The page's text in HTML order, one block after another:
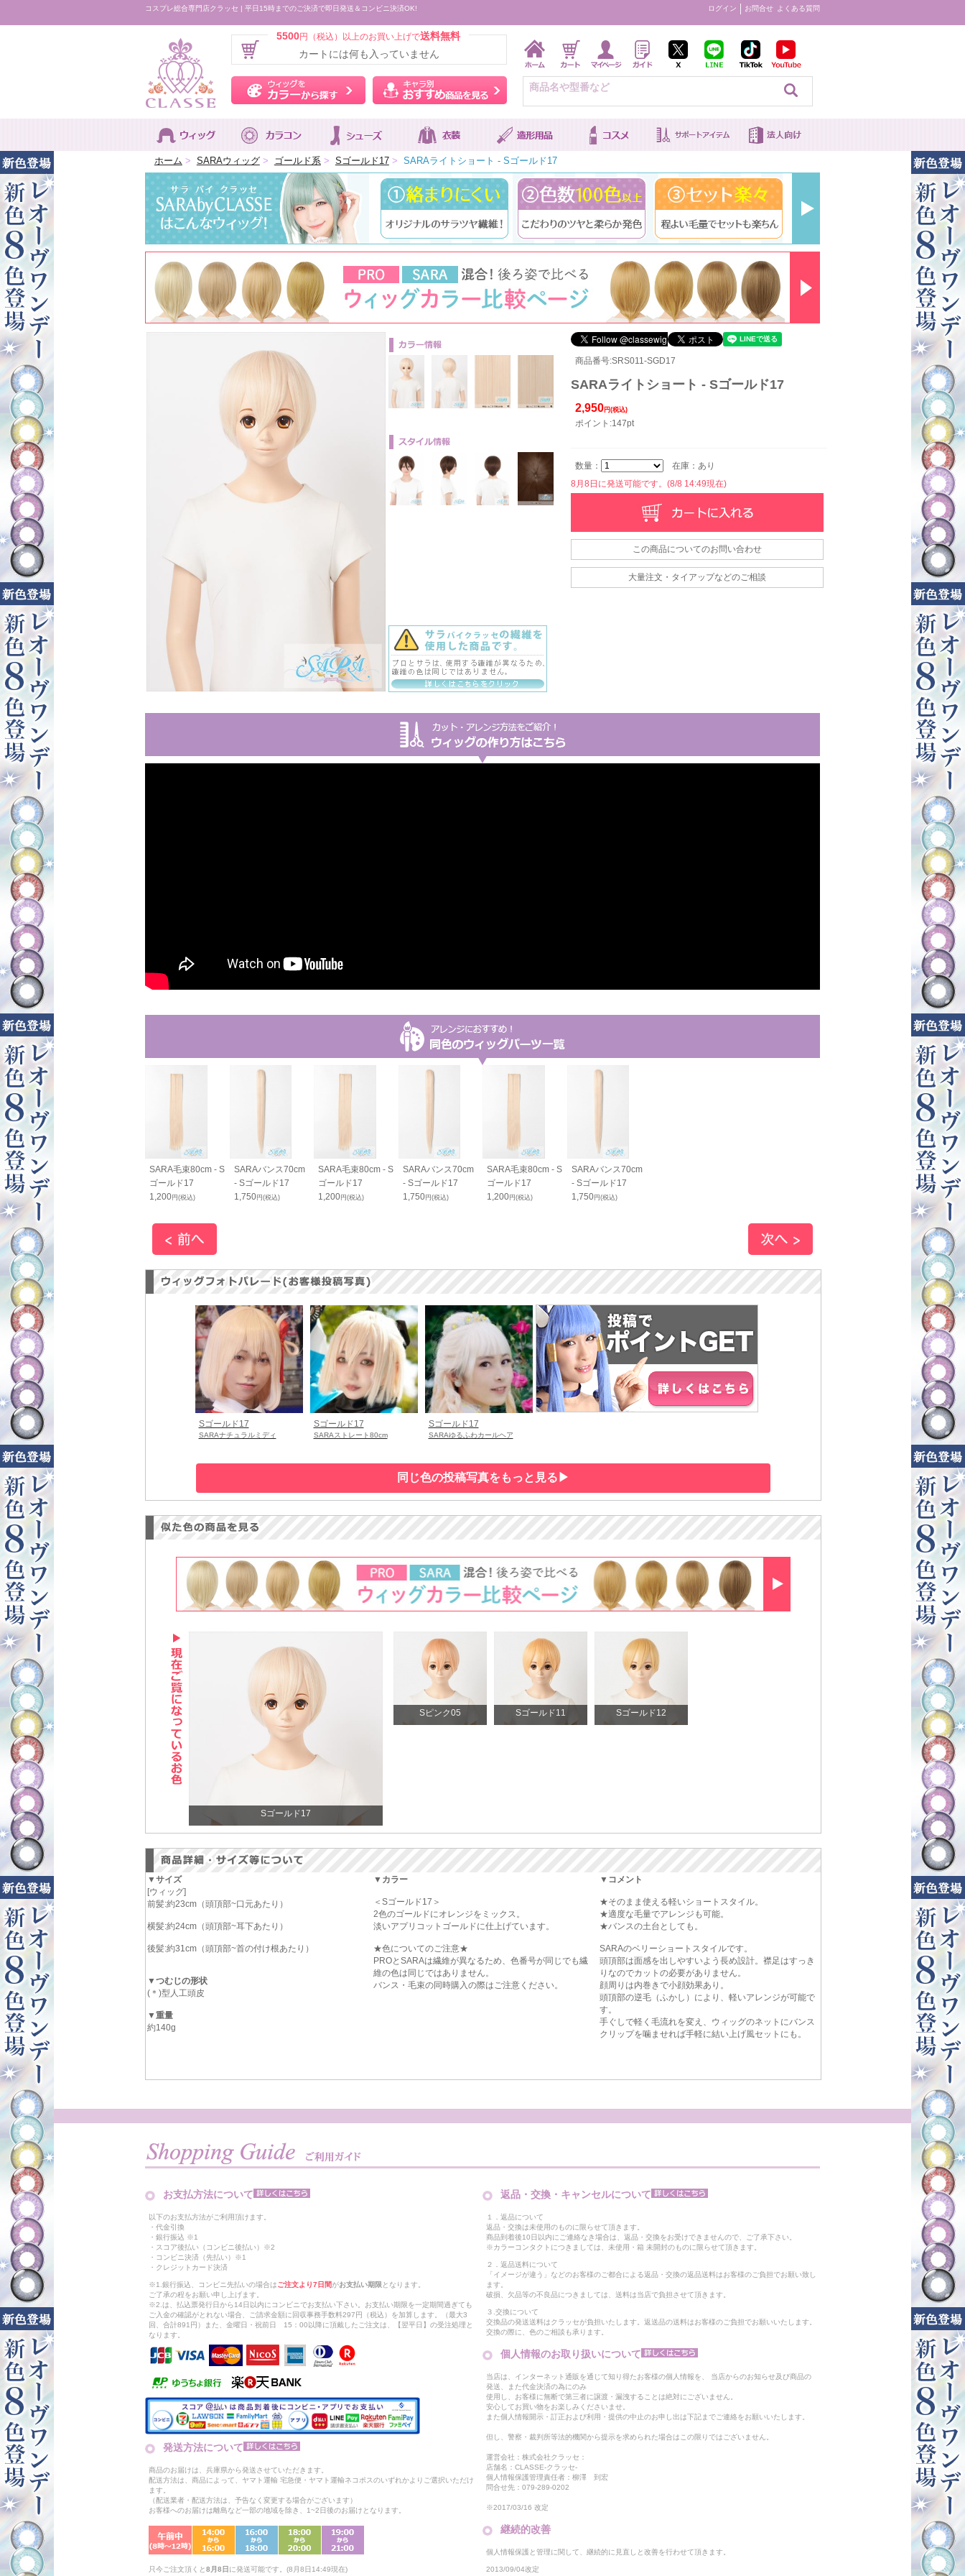
コスプレ総合専門店クラッセ | 平日15時までのご決済で即日発送＆コンビニ決済OK! ログイン お問合せ よくある質問
5500円（税込）以上のお買い上げで送料無料
カートには何も入っていません
ウィッグをカラーから探す キャラ別おすすめ商品を見る
ホーム > SARAウィッグ > ゴールド系 > Sゴールド17 > SARAライトショート - Sゴールド17
商品番号:SRS011-SGD17
SARAライトショート - Sゴールド17
2,950 円(税込)
ポイント:147pt
数量：
在庫：あり
8月8日に発送可能です。(8/8 14:49現在)
この商品についてのお問い合わせ
大量注文・タイアップなどのご相談
SARA毛束80cm - S
ゴールド17
1,200円(税込)
SARAバンス70cm
- Sゴールド17
1,750円(税込)
SARA毛束80cm - S
ゴールド17
1,200円(税込)
SARAバンス70cm
- Sゴールド17
1,750円(税込)
SARA毛束80cm - S
ゴールド17
1,200円(税込)
SARAバンス70cm
- Sゴールド17
1,750円(税込)
Sゴールド17
SARAナチュラルミディ
Sゴールド17
SARAストレート80cm
Sゴールド17
SARAゆるふわカールヘア
Sゴールド17
Sピンク05 Sゴールド11 Sゴールド12
▼サイズ
[ウィッグ]
前髪:約23cm（頭頂部~口元あたり）
横髪:約24cm（頭頂部~耳下あたり）
後髪:約31cm（頭頂部~首の付け根あたり）
▼つむじの形状
(＊)型人工頭皮
▼重量
約140g
▼カラー
＜Sゴールド17＞
2色のゴールドにオレンジをミックス。
淡いアプリコットゴールドに仕上げています。
★色についてのご注意★
PROとSARAは繊維が異なるため、色番号が同じでも繊
維の色は同じではありません。
バンス・毛束の同時購入の際はご注意ください。
▼コメント
★そのまま使える軽いショートスタイル。
★適度な毛量でアレンジも可能。
★バンスの土台としても。
SARAのベリーショートスタイルです。
頭頂部は面感を出しやすいよう長め設計。襟足はすっき
りなのでカットの必要がありません。
顔周りは内巻きで小顔効果あり。
頭頂部の逆毛（ふかし）により、軽いアレンジが可能で
す。
手ぐしで軽く毛流れを変え、ウィッグのネットにバンス
クリップを噛ませれば手軽に結い上げ風セットにも。
お支払方法について
以下のお支払方法がご利用頂けます。
・代金引換
・銀行振込 ※1
・スコア後払い（コンビニ後払い）※2
・コンビニ決済（先払い）※1
・クレジットカード決済
※1.銀行振込、コンビニ先払いの場合はご注文より7日間がお支払い期限 となります。
ご了承の程をお願い申し上げます。
※2.は、払込票発行日から14日以内にコンビニでお支払い下さい。お支払い期限を一定期間過ぎても
ご入金の確認がとれない場合、ご請求金額に回収事務手数料297円（税込）を加算します。（最大3
回、合計891円）また、金曜日・祝前日 15：00以降に頂戴したご注文は、【翌平日】の受注処理と
なります。
発送方法について
商品のお届けは、兵庫県から発送させていただきます。
配送方法は、商品によって、ヤマト運輸 宅急便・ヤマト運輸ネコポスのいずれかよりご選択いただけ
ます。
（配送業者・配送方法は、予告なく変更する場合がございます）
お客様へのお届けは離島など一部の地域を除き、1~2日後のお届けとなります。
只今ご注文頂くと8月8日 に発送可能です。(8月8日14:49現在)
返品・交換・キャンセルについて
１．返品について
返品・交換は未使用のものに限らせて頂きます。
商品到着後10日以内にご連絡なき場合は、返品・交換をお受けできませんので、ご了承下さい。
※カラーコンタクトにつきましては、未使用・箱 未開封のものに限らせて頂きます。
２．返品送料について
「イメージが違う」などのお客様のご都合による返品・交換の返品送料はお客様のご負担でお願い致し
ます。
破損、欠品等の不良品につきましては、送料は当店で負担させて頂きます。
３.交換について
交換品の発送送料はクラッセが負担いたします。返送品の送料はお客様のご負担でお願いいたします。
交換の際に、色のご相談も承ります。
個人情報のお取り扱いについて
当店は、インターネット通販を通じて知り得たお客様の個人情報を、 当店からのお知らせ及び商品の
発送、また代金決済の為にのみ
使用し、お客様に無断で第三者に譲渡・漏洩することは絶対にございません。
安心してお買い物をお楽しみくださいませ。
また個人情報開示・訂正および利用・提供の中止のお申し出は下記までご連絡をお願いいたします。
但し、警察・裁判所等法的機関から提示を求められた場合はこの限りではございません。
運営会社：株式会社クラッセ：
店舗名：CLASSE-クラッセ-
個人情報保護管理責任者：柳澤 到宏
問合せ先：079-289-0202
※2017/03/16 改定
継続的改善
個人情報保護と管理に関して、継続的に見直しと改善を行わせて頂きます。
2013/09/04改定